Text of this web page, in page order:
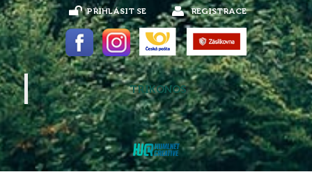
PŘIHLÁSIT SE REGISTRACE
TRIKONOS